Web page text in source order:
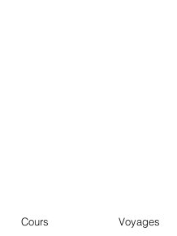
Cours Voyages